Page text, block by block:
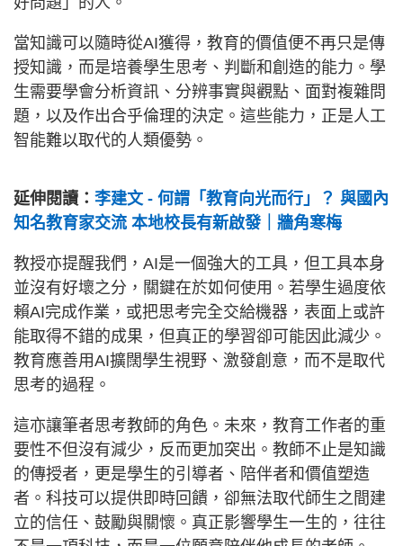
當知識可以隨時從AI獲得，教育的價值便不再只是傳
授知識，而是培養學生思考、判斷和創造的能力。學
生需要學會分析資訊、分辨事實與觀點、面對複雜問
題，以及作出合乎倫理的決定。這些能力，正是人工
智能難以取代的人類優勢。
延伸閱讀： 李建文 - 何謂「教育向光而行」？ 與國內
知名教育家交流 本地校長有新啟發｜牆角寒梅
教授亦提醒我們，AI是一個強大的工具，但工具本身
並沒有好壞之分，關鍵在於如何使用。若學生過度依
賴AI完成作業，或把思考完全交給機器，表面上或許
能取得不錯的成果，但真正的學習卻可能因此減少。
教育應善用AI擴闊學生視野、激發創意，而不是取代
思考的過程。
這亦讓筆者思考教師的角色。未來，教育工作者的重
要性不但沒有減少，反而更加突出。教師不止是知識
的傳授者，更是學生的引導者、陪伴者和價值塑造
者。科技可以提供即時回饋，卻無法取代師生之間建
立的信任、鼓勵與關懷。真正影響學生一生的，往往